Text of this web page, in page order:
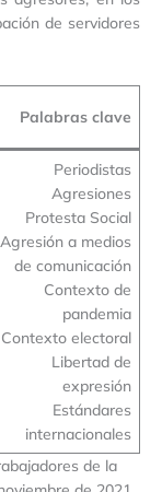
de servidores
Palabras clave
Periodistas
Agresiones
Protesta Social
Agresión a medios
de comunicación
Contexto de
pandemia
Contexto electoral
Libertad de
expresión
Estándares
internacionales
de la